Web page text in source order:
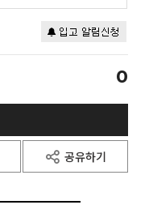
0
공유하기